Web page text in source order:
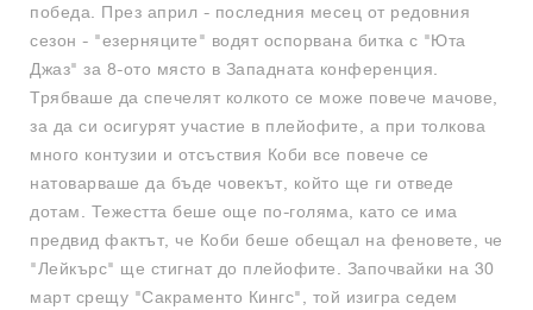
победа. През април - последния месец от редовния
сезон - "езерняците" водят оспорвана битка с "Юта
Джаз" за 8-ото място в Западната конференция.
Трябваше да спечелят колкото се може повече мачове,
за да си осигурят участие в плейофите, а при толкова
много контузии и отсъствия Коби все повече се
натоварваше да бъде човекът, който ще ги отведе
дотам. Тежестта беше още по-голяма, като се има
предвид фактът, че Коби беше обещал на феновете, че
"Лейкърс" ще стигнат до плейофите. Започвайки на 30
март срещу "Сакраменто Кингс", той изигра седем